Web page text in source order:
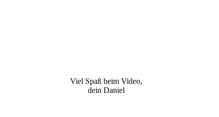
Viel Spaß beim Video,
dein Daniel